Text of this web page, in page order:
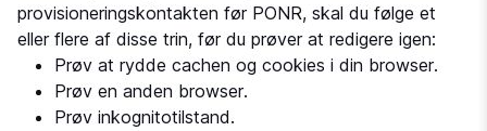
provisioneringskontakten før PONR, skal du følge et
eller flere af disse trin, før du prøver at redigere igen:
Prøv at rydde cachen og cookies i din browser.
Prøv en anden browser.
Prøv inkognitotilstand.